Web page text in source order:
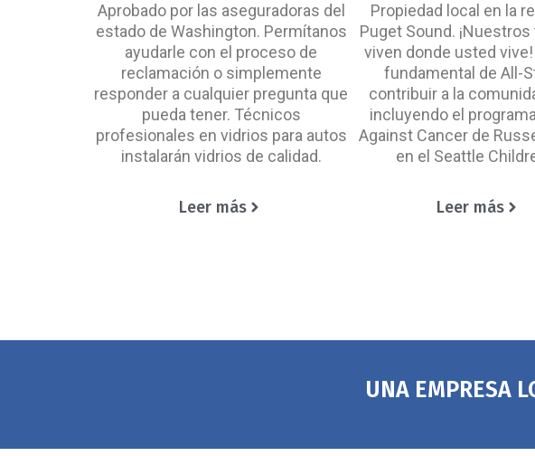
Aprobado por las aseguradoras del
estado de Washington. Permítanos
ayudarle con el proceso de
reclamación o simplemente
responder a cualquier pregunta que
pueda tener. Técnicos
profesionales en vidrios para autos
instalarán vidrios de calidad.
Leer más
Propiedad local en la
Puget Sound.
viven donde usted vive!
fundamental de All-
contribuir a la
incluyendo el
Against Cancer de
en el Seattle
Leer más
UNA EMPRESA